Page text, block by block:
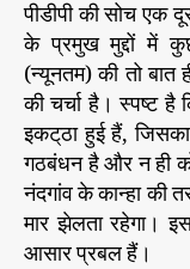
पीडीपी की सोच एक
के प्रमुख मुद्दों में
(न्यूनतम) की तो बात
की चर्चा है। स्पष्ट
इकट्‌ठा हुई हैं,
गठबंधन है और न ही
नंदगांव के कान्हा की
मार झेलता रहेगा।
आसार प्रबल हैं।